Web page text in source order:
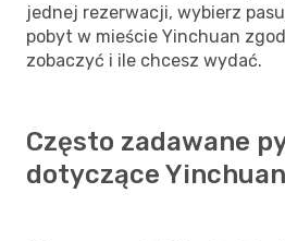
jednej rezerwacji, wybierz
pobyt w mieście Yinchuan
zobaczyć i ile chcesz wydać.
Często zadawane
dotyczące Yinchuan